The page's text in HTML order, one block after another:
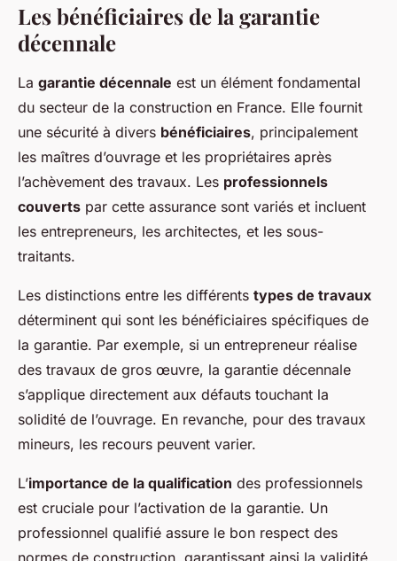
Les bénéficiaires de la garantie
décennale
La garantie décennale est un élément fondamental
du secteur de la construction en France. Elle fournit
une sécurité à divers bénéficiaires, principalement
les maîtres d’ouvrage et les propriétaires après
l’achèvement des travaux. Les professionnels
couverts par cette assurance sont variés et incluent
les entrepreneurs, les architectes, et les sous-
traitants.
Les distinctions entre les différents types de travaux
déterminent qui sont les bénéficiaires spécifiques de
la garantie. Par exemple, si un entrepreneur réalise
des travaux de gros œuvre, la garantie décennale
s’applique directement aux défauts touchant la
solidité de l’ouvrage. En revanche, pour des travaux
mineurs, les recours peuvent varier.
L’importance de la qualification des professionnels
est cruciale pour l’activation de la garantie. Un
professionnel qualifié assure le bon respect des
normes de construction, garantissant ainsi la validité